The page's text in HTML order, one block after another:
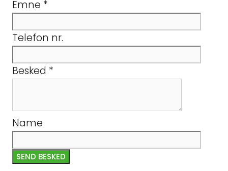
Emne *
Telefon nr.
Besked *
Name
SEND BESKED